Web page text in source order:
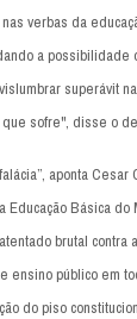
verbas da
a
superávit
sofre", disse o
aponta
Básica do
brutal contra
ensino público em
do piso